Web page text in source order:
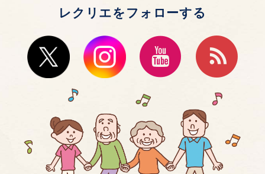
レクリエをフォローする